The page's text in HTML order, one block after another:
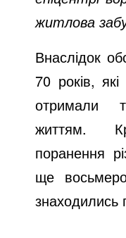
житлова
Внаслідок
70 років,
отримали
життям.
поранення
ще
знаходились